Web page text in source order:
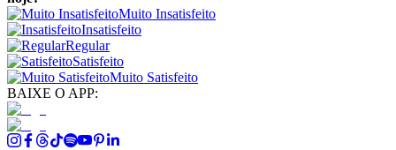
Muito Insatisfeito
Insatisfeito
Regular
Satisfeito
Muito Satisfeito
BAIXE O APP: